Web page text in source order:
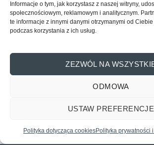
Informacje o tym, jak korzystasz z naszej witryny,
społecznościowym, reklamowym i analitycznym.
te informacje z innymi danymi otrzymanymi od
podczas korzystania z ich usług.
ZEZWÓL NA
ODMOWA
USTAW PREFERENCJE
Polityka dotycząca cookiesPolityka prywatności
kojarzące się poniekąd z fabrykami,
i przesuwne drzwi industrialne
tychże szyn.
Drzwi industrialne – idealne do
pomieszczeń
wykonane właśnie z metalu malowanego
szklane lub drewniane, tworząc surowe